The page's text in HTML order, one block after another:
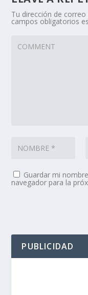
Tu dirección de
campos obligatorios
Guardar mi
navegador para la
PUBLICIDAD